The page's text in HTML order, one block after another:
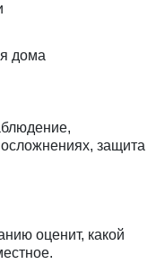
дома
защита
оценит, какой